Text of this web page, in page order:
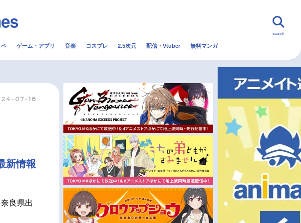
次元 配信・Vtuber トレンド 無料マンガ
今期アニメ曜日別一覧
夏アニメ
秋アニメ
冬アニメ
search
ベ ゲーム・アプリ 音楽 コスプレ 2.5次元 配信・Vtuber 無料マンガ
07-18
新情報
良県出